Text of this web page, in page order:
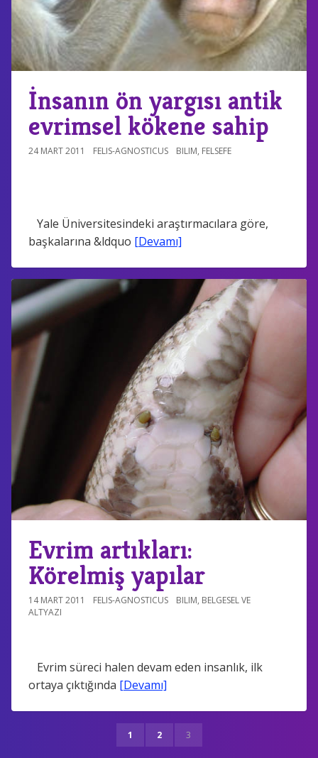
İnsanın ön yargısı antik
evrimsel kökene sahip
24 MART 2011 FELIS-AGNOSTICUS BILIM, FELSEFE
Yale Üniversitesindeki araştırmacılara göre,
başkalarına &ldquo [Devamı]
Evrim artıkları:
Körelmiş yapılar
14 MART 2011 FELIS-AGNOSTICUS BILIM, BELGESEL VE
ALTYAZI
Evrim süreci halen devam eden insanlık, ilk
ortaya çıktığında [Devamı]
1 2 3